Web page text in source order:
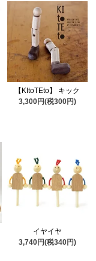
【KItoTEto】 キック
3,300円(税300円)
イヤイヤ
3,740円(税340円)